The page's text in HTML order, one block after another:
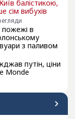
балістикою,
сім вибухів
в
з паливом
путін, ціни
Monde